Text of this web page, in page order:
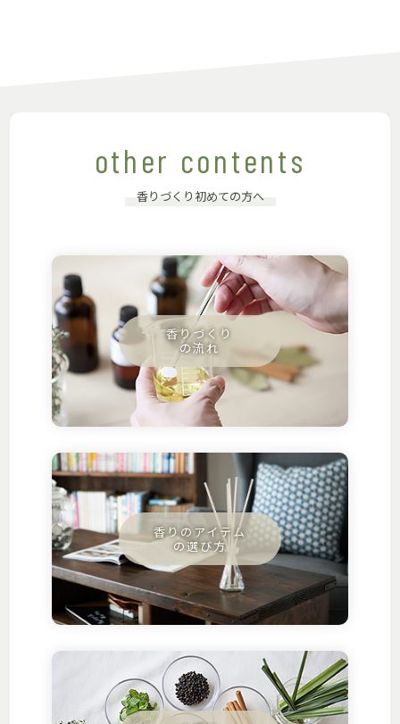
other contents
香りづくり初めての方へ